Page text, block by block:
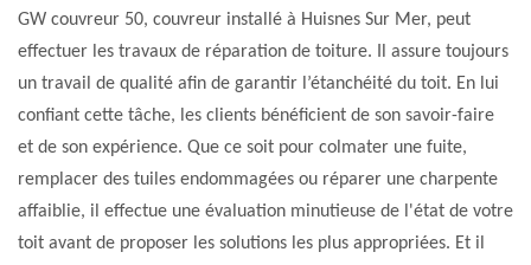
GW couvreur 50, couvreur installé à Huisnes Sur Mer, peut
effectuer les travaux de réparation de toiture. Il assure toujours
un travail de qualité afin de garantir l’étanchéité du toit. En lui
confiant cette tâche, les clients bénéficient de son savoir-faire
et de son expérience. Que ce soit pour colmater une fuite,
remplacer des tuiles endommagées ou réparer une charpente
affaiblie, il effectue une évaluation minutieuse de l'état de votre
toit avant de proposer les solutions les plus appropriées. Et il